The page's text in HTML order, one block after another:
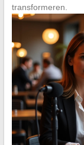
transformeren.